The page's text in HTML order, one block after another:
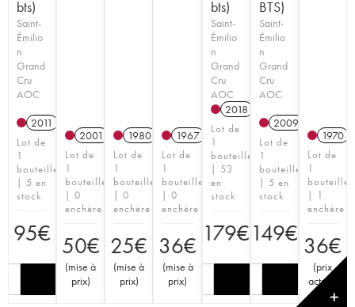
bts)
Saint-
Émilio
n
Grand
Cru
AOC
2011
Lot de
1
bouteille
| 5 en
stock
95€
2001
Lot de
1
bouteille
| 0
enchère
50€
(mise à
prix)
1980
Lot de
1
bouteille
| 0
enchère
25€
(mise à
prix)
1967
Lot de
1
bouteille
| 0
enchère
36€
(mise à
prix)
bts)
Saint-
Émilio
n
Grand
Cru
AOC
2018
Lot de
1
bouteille
| 53
en
stock
179€
BTS)
Saint-
Émilio
n
Grand
Cru
AOC
2009
Lot de
1
bouteille
| 5 en
stock
149€
1970
Lot de
1
bouteille
| 1
enchère
36€
(prix
actuel
✕